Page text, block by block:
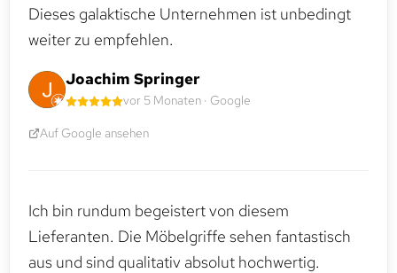
Dieses galaktische Unternehmen ist unbedingt
weiter zu empfehlen.
Joachim Springer
vor 5 Monaten · Google
Auf Google ansehen
Ich bin rundum begeistert von diesem
Lieferanten. Die Möbelgriffe sehen fantastisch
aus und sind qualitativ absolut hochwertig.